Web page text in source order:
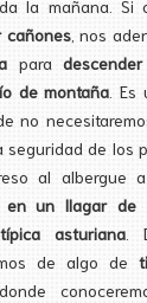
la mañana. Si
cañones, nos
para
de montaña .
no
seguridad de los
al albergue
en un llagar de
asturiana .
de algo de